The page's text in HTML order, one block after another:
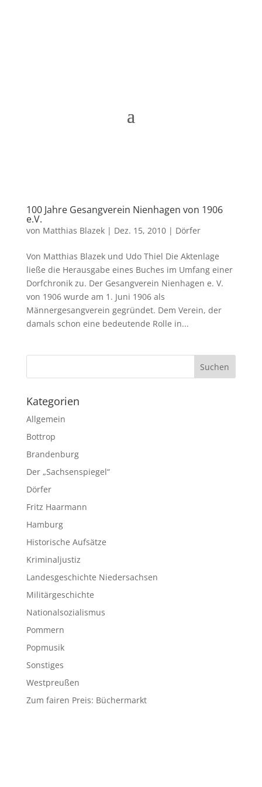
100 Jahre Gesangverein Nienhagen von 1906
e.V.
von Matthias Blazek| Dez. 15, 2010| Dörfer
Von Matthias Blazek und Udo Thiel Die Aktenlage
ließe die Herausgabe eines Buches im Umfang einer
Dorfchronik zu. Der Gesangverein Nienhagen e. V.
von 1906 wurde am 1. Juni 1906 als
Männergesangverein gegründet. Dem Verein, der
damals schon eine bedeutende Rolle in...
Kategorien
Allgemein
Bottrop
Brandenburg
Der „Sachsenspiegel“
Dörfer
Fritz Haarmann
Hamburg
Historische Aufsätze
Kriminaljustiz
Landesgeschichte Niedersachsen
Militärgeschichte
Nationalsozialismus
Pommern
Popmusik
Sonstiges
Westpreußen
Zum fairen Preis: Büchermarkt